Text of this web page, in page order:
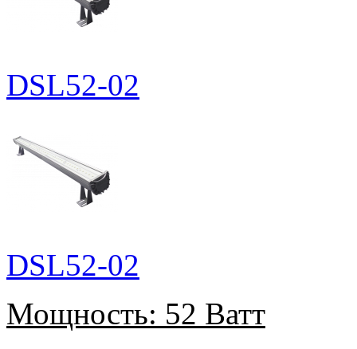
DSL52-02
DSL52-02
Мощность: 52 Ватт